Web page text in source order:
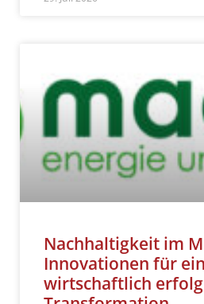
Nachhaltigkeit im
Innovationen für
wirtschaftlich